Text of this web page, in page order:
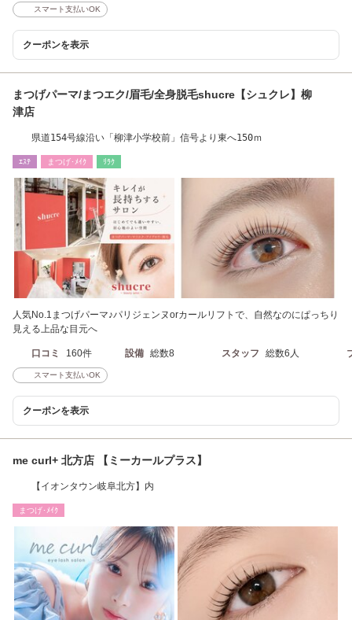
スマート支払いOK
クーポンを表示
まつげパーマ/まつエク/眉毛/全身脱毛shucre【シュクレ】柳
津店
県道154号線沿い「柳津小学校前」信号より東へ150ｍ
ｴｽﾃ まつげ･ﾒｲｸ ﾘﾗｸ
人気No.1まつげパーマ♪パリジェンヌorカールリフトで、自然なのにぱっちり
見える上品な目元へ
口コミ 160件 設備 総数8 スタッフ 総数6人
スマート支払いOK
クーポンを表示
me curl+ 北方店 【ミーカールプラス】
【イオンタウン岐阜北方】内
まつげ･ﾒｲｸ